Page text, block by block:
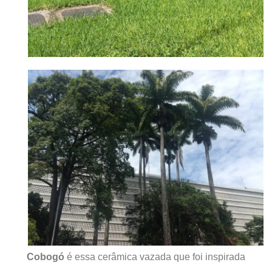
Cobogó é essa cerâmica vazada que foi inspirada